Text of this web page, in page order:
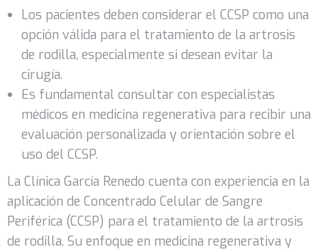
Los pacientes deben considerar el CCSP como una
opción válida para el tratamiento de la artrosis
de rodilla, especialmente si desean evitar la
cirugía.
Es fundamental consultar con especialistas
médicos en medicina regenerativa para recibir una
evaluación personalizada y orientación sobre el
uso del CCSP.
La Clínica García Renedo cuenta con experiencia en la
aplicación de Concentrado Celular de Sangre
Periférica (CCSP) para el tratamiento de la artrosis
de rodilla. Su enfoque en medicina regenerativa y